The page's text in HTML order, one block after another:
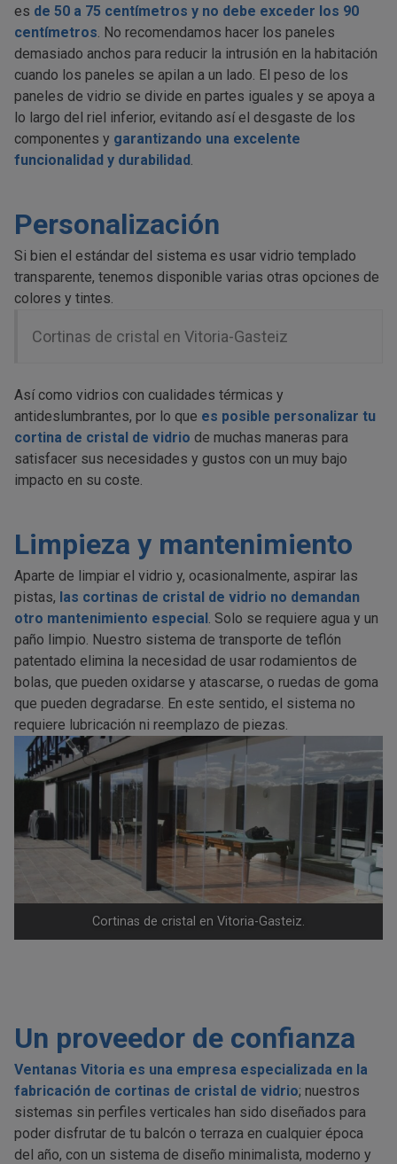
es de 50 a 75 centímetros y no debe exceder los 90
centímetros. No recomendamos hacer los paneles
demasiado anchos para reducir la intrusión en la habitación
cuando los paneles se apilan a un lado. El peso de los
paneles de vidrio se divide en partes iguales y se apoya a
lo largo del riel inferior, evitando así el desgaste de los
componentes y garantizando una excelente
funcionalidad y durabilidad .
Personalización
Si bien el estándar del sistema es usar vidrio templado
transparente, tenemos disponible varias otras opciones de
colores y tintes.
Cortinas de cristal en Vitoria-Gasteiz
Así como vidrios con cualidades térmicas y
antideslumbrantes, por lo que es posible personalizar tu
cortina de cristal de vidrio de muchas maneras para
satisfacer sus necesidades y gustos con un muy bajo
impacto en su coste.
Limpieza y mantenimiento
Aparte de limpiar el vidrio y, ocasionalmente, aspirar las
pistas, las cortinas de cristal de vidrio no demandan
otro mantenimiento especial . Solo se requiere agua y un
paño limpio. Nuestro sistema de transporte de teflón
patentado elimina la necesidad de usar rodamientos de
bolas, que pueden oxidarse y atascarse, o ruedas de goma
que pueden degradarse. En este sentido, el sistema no
requiere lubricación ni reemplazo de piezas.
Cortinas de cristal en Vitoria-Gasteiz.
Un proveedor de confianza
Ventanas Vitoria es una empresa especializada en la
fabricación de cortinas de cristal de vidrio; nuestros
sistemas sin perfiles verticales han sido diseñados para
poder disfrutar de tu balcón o terraza en cualquier época
del año, con un sistema de diseño minimalista, moderno y